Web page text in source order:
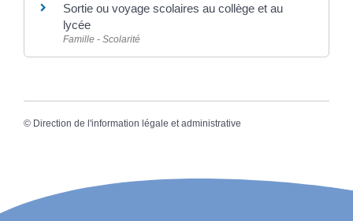
Sortie ou voyage scolaires au collège et au
lycée
Famille - Scolarité
© Direction de l'information légale et administrative